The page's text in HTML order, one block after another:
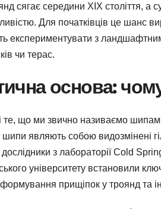
сягає середини XIX століття, а
Для початківців це шанс
експериментувати з
чи терас.
основа:
те, що ми звично називаємо
являють собою видозмінені
з лабораторії Cold
університету встановили
прищіпок у троянд та